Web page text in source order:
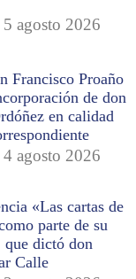
5 agosto 2026
Francisco Proaño
de don
en calidad
4 agosto 2026
«Las cartas de
parte de su
dictó don
Calle